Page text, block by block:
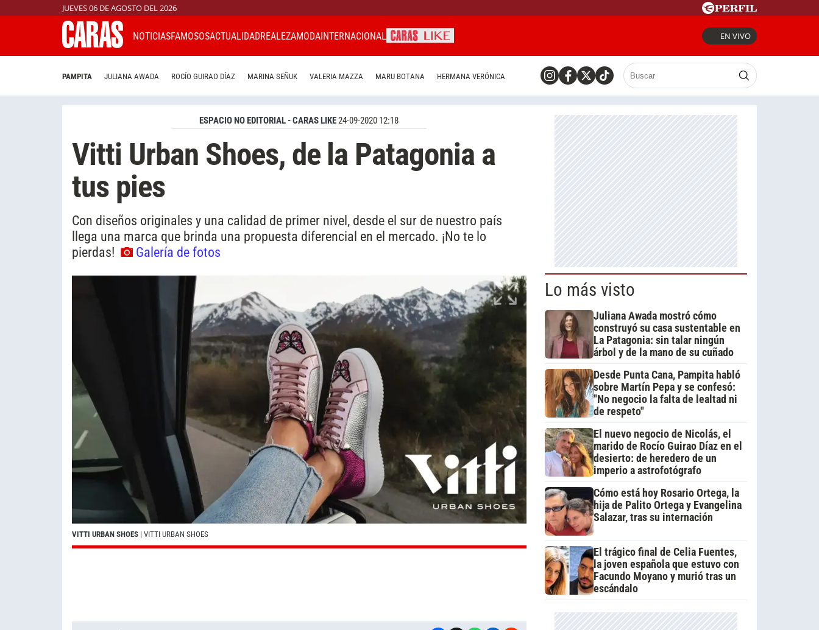
JUEVES 06 DE AGOSTO DEL 2026
NOTICIASFAMOSOSACTUALIDADREALEZAMODAINTERNACIONAL EN VIVO
PAMPITA JULIANA AWADA ROCÍO GUIRAO DÍAZ MARINA SEÑUK VALERIA MAZZA MARU BOTANA HERMANA VERÓNICA
ESPACIO NO EDITORIAL - CARAS LIKE24-09-2020 12:18
Vitti Urban Shoes, de la Patagonia a
tus pies
Con diseños originales y una calidad de primer nivel, desde el sur de nuestro país
llega una marca que brinda una propuesta diferencial en el mercado. ¡No te lo
pierdas!
Galería de fotos
VITTI URBAN SHOES | VITTI URBAN SHOES
Lo más visto
Juliana Awada mostró cómo
construyó su casa sustentable en
La Patagonia: sin talar ningún
árbol y de la mano de su cuñado
Desde Punta Cana, Pampita habló
sobre Martín Pepa y se confesó:
"No negocio la falta de lealtad ni
de respeto"
El nuevo negocio de Nicolás, el
marido de Rocío Guirao Díaz en el
desierto: de heredero de un
imperio a astrofotógrafo
Cómo está hoy Rosario Ortega, la
hija de Palito Ortega y Evangelina
Salazar, tras su internación
El trágico final de Celia Fuentes,
la joven española que estuvo con
Facundo Moyano y murió tras un
escándalo